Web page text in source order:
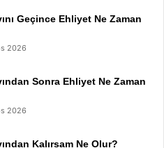
Geçince Ehliyet Ne Zaman
2026
Sonra Ehliyet Ne Zaman
2026
Kalırsam Ne Olur?